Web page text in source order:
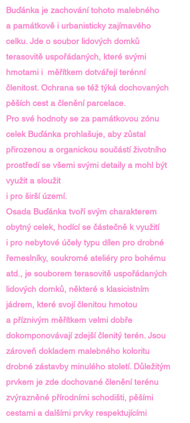
Buďánka je zachování tohoto malebného
a památkově i urbanisticky zajímavého
celku. Jde o soubor lidových domků
terasovitě uspořádaných, které svými
hmotami i měřítkem dotvářejí terénní
členitost. Ochrana se též týká dochovaných
pěších cest a členění parcelace.
Pro své hodnoty se za památkovou zónu
celek Buďánka prohlašuje, aby zůstal
přirozenou a organickou součástí životního
prostředí se všemi svými detaily a mohl být
využit a sloužit
i pro širší území.
Osada Buďánka tvoří svým charakterem
obytný celek, hodící se částečně k využití
i pro nebytové účely typu dílen pro drobné
řemeslníky, soukromé ateliéry pro bohému
atd., je souborem terasovitě uspořádaných
lidových domků, některé s klasicistním
jádrem, které svojí členitou hmotou
a příznivým měřítkem velmi dobře
dokomponovávají zdejší členitý terén. Jsou
zároveň dokladem malebného koloritu
drobné zástavby minulého století. Důležitým
prvkem je zde dochované členění terénu
zvýrazněné přírodními schodišti, pěšími
cestami a dalšími prvky respektujícími